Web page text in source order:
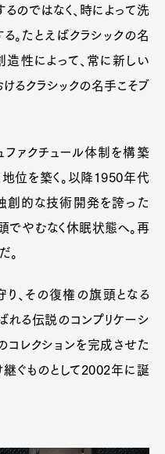
Magazine
About
Pen tw
のではなく、時によって洗
。たとえばクラシックの名
性によって、常に新しい
るクラシックの名手こそブ
ァクチュール体制を構築
地位を築く。以降1950年代
創的な技術開発を誇った
でやむなく休眠状態へ。再
。
、その復権の旗頭となる
ばれる伝説のコンプリケーシ
コレクションを完成させた
継ぐものとして2002年に誕